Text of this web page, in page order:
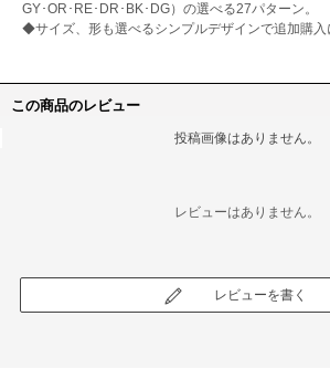
GY･OR･RE･DR･BK･DG）の選べる27パターン。
◆サイズ、形も選べるシンプルデザインで追加購入
この商品のレビュー
投稿画像はありません。
レビューはありません。
レビューを書く